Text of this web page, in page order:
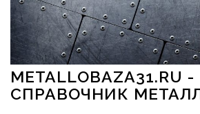
Перейти к содержимому
METALLOBAZA31.RU -
СПРАВОЧНИК